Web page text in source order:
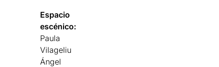
Espacio
escénico:
Paula
Vilageliu
Ángel